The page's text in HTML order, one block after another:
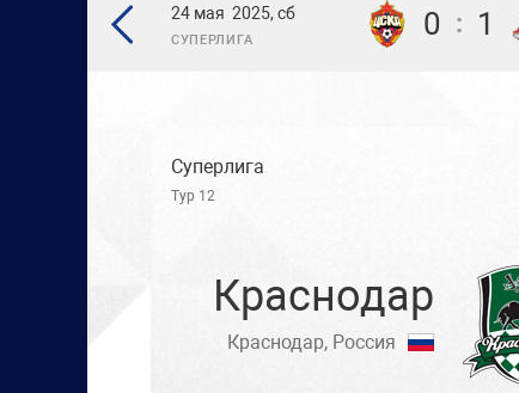
24 мая 2025, сб
СУПЕРЛИГА 0 : 1
Суперлига
Тур 12
Краснодар
Краснодар, Россия